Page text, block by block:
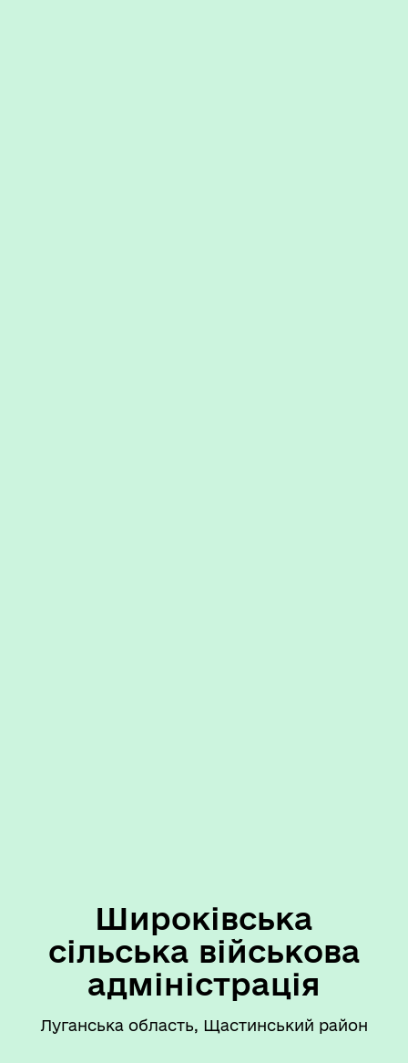
Широківська
сільська військова
адміністрація
Луганська область, Щастинський район